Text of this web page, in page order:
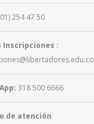
254 47 50
Inscripciones :
318 500 6666
de atención